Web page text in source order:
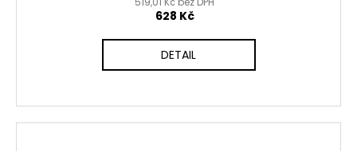
628 Kč
DETAIL